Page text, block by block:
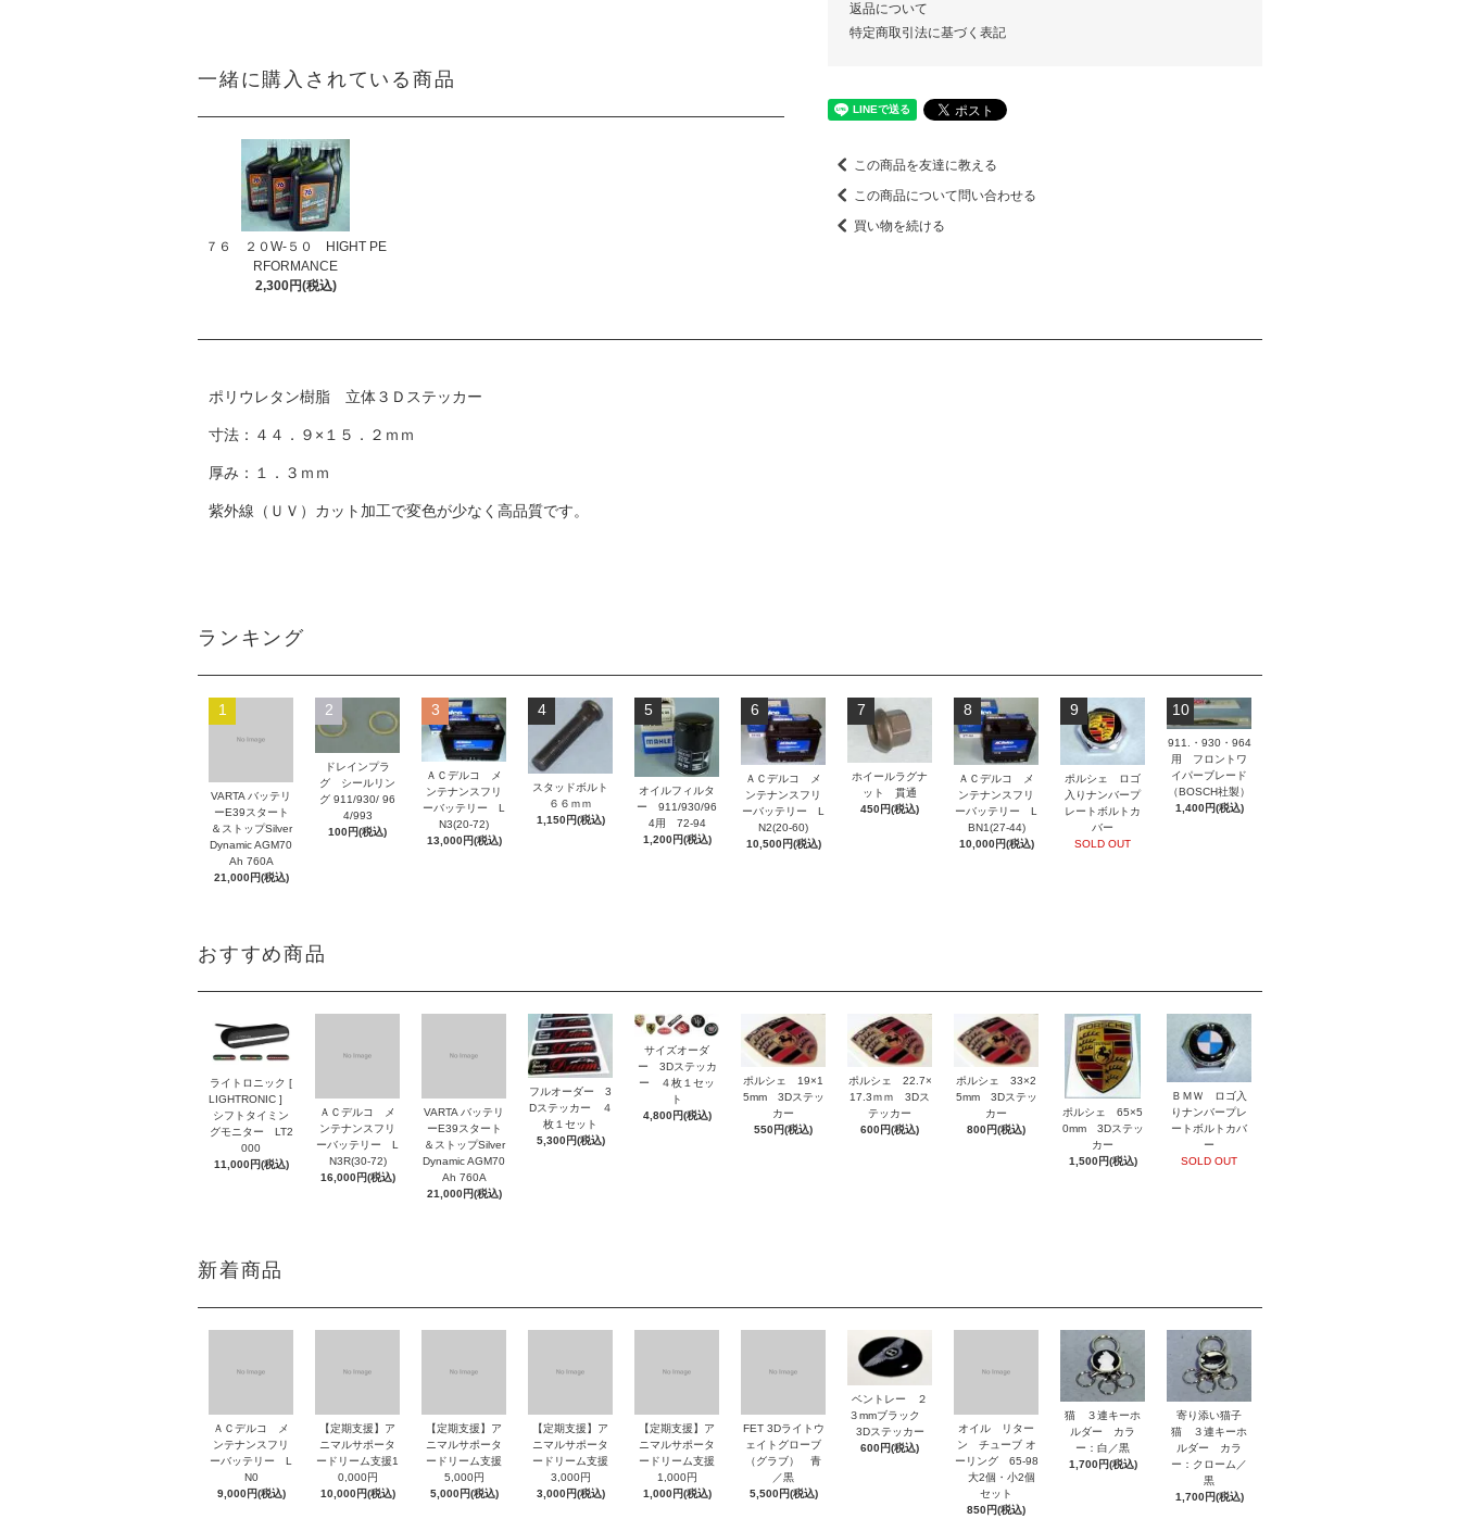
一緒に購入されている商品
７６ ２０W-５０ HIGHT PE
RFORMANCE
2,300円(税込)
返品について
特定商取引法に基づく表記
この商品を友達に教える
この商品について問い合わせる
買い物を続ける
ポリウレタン樹脂 立体３Ｄステッカー
寸法：４４．９×１５．２ｍｍ
厚み：１．３ｍｍ
紫外線（ＵＶ）カット加工で変色が少なく高品質です。
ランキング
1
VARTA バッテリ
ーE39スタート
＆ストップSilver
Dynamic AGM70
Ah 760A
21,000円(税込)
2
ドレインプラ
グ シールリン
グ 911/930/ 96
4/993
100円(税込)
3
ＡＣデルコ メ
ンテナンスフリ
ーバッテリー L
N3(20-72)
13,000円(税込)
4
スタッドボルト
６６ｍｍ
1,150円(税込)
5
オイルフィルタ
ー 911/930/96
4用 72-94
1,200円(税込)
6
ＡＣデルコ メ
ンテナンスフリ
ーバッテリー L
N2(20-60)
10,500円(税込)
7
ホイールラグナ
ット 貫通
450円(税込)
8
ＡＣデルコ メ
ンテナンスフリ
ーバッテリー L
BN1(27-44)
10,000円(税込)
9
ポルシェ ロゴ
入りナンバープ
レートボルトカ
バー
SOLD OUT
10
911.・930・964
用 フロントワ
イパーブレード
（BOSCH社製）
1,400円(税込)
おすすめ商品
ライトロニック [
LIGHTRONIC ]
シフトタイミン
グモニター LT2
000
11,000円(税込)
ＡＣデルコ メ
ンテナンスフリ
ーバッテリー L
N3R(30-72)
16,000円(税込)
VARTA バッテリ
ーE39スタート
＆ストップSilver
Dynamic AGM70
Ah 760A
21,000円(税込)
フルオーダー 3
Dステッカー ４
枚１セット
5,300円(税込)
サイズオーダ
ー 3Dステッカ
ー ４枚１セッ
ト
4,800円(税込)
ポルシェ 19×1
5mm 3Dステッ
カー
550円(税込)
ポルシェ 22.7×
17.3ｍｍ 3Dス
テッカー
600円(税込)
ポルシェ 33×2
5mm 3Dステッ
カー
800円(税込)
ポルシェ 65×5
0mm 3Dステッ
カー
1,500円(税込)
ＢＭＷ ロゴ入
りナンバープレ
ートボルトカバ
ー
SOLD OUT
新着商品
ＡＣデルコ メ
ンテナンスフリ
ーバッテリー L
N0
9,000円(税込)
【定期支援】ア
ニマルサポータ
ードリーム支援1
0,000円
10,000円(税込)
【定期支援】ア
ニマルサポータ
ードリーム支援
5,000円
5,000円(税込)
【定期支援】ア
ニマルサポータ
ードリーム支援
3,000円
3,000円(税込)
【定期支援】ア
ニマルサポータ
ードリーム支援
1,000円
1,000円(税込)
FET 3Dライトウ
ェイトグローブ
（グラブ） 青
／黒
5,500円(税込)
ベントレー ２
３mmブラック
3Dステッカー
600円(税込)
オイル リター
ン チューブ オ
ーリング 65-98
大2個・小2個
セット
850円(税込)
猫 ３連キーホ
ルダー カラ
ー：白／黒
1,700円(税込)
寄り添い猫子
猫 ３連キーホ
ルダー カラ
ー：クローム／
黒
1,700円(税込)